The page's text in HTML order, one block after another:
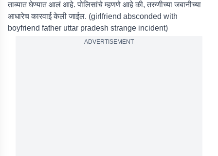
ताब्यात घेण्यात आलं आहे. पोलिसांचे म्हणणे आहे की, तरुणीच्या जबानीच्या
आधारेच कारवाई केली जाईल. (girlfriend absconded with
boyfriend father uttar pradesh strange incident)
ADVERTISEMENT